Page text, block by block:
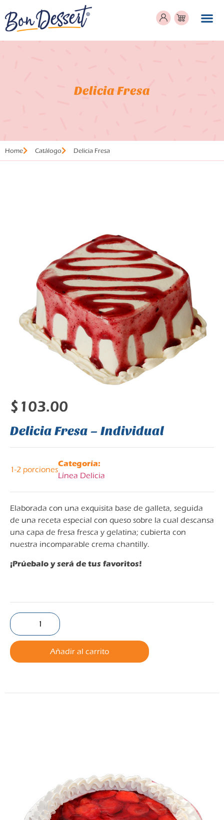
Delicia Fresa
Home Catálogo Delicia Fresa
$ 103.00
Delicia Fresa – Individual
1-2 porciones
Categoría:
Línea Delicia
Elaborada con una exquisita base de galleta, seguida
de una receta especial con queso sobre la cual descansa
una capa de fresa fresca y gelatina; cubierta con
nuestra incomparable crema chantilly.
¡Prúebalo y será de tus favoritos!
Añadir al carrito